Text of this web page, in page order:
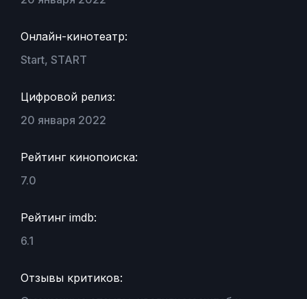
Онлайн-кинотеатр:
Start, START
Цифровой релиз:
20 января 2022
Рейтинг кинопоиска:
7.0
Рейтинг imdb:
6.1
Отзывы критиков: